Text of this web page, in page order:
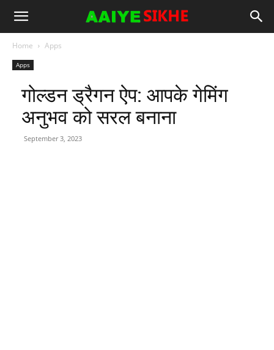
Home Apps
Apps
गोल्डन ड्रैगन ऐप: आपके गेमिंग
अनुभव को सरल बनाना
September 3, 2023